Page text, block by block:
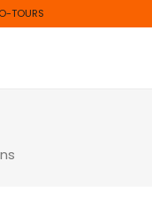
TOURS